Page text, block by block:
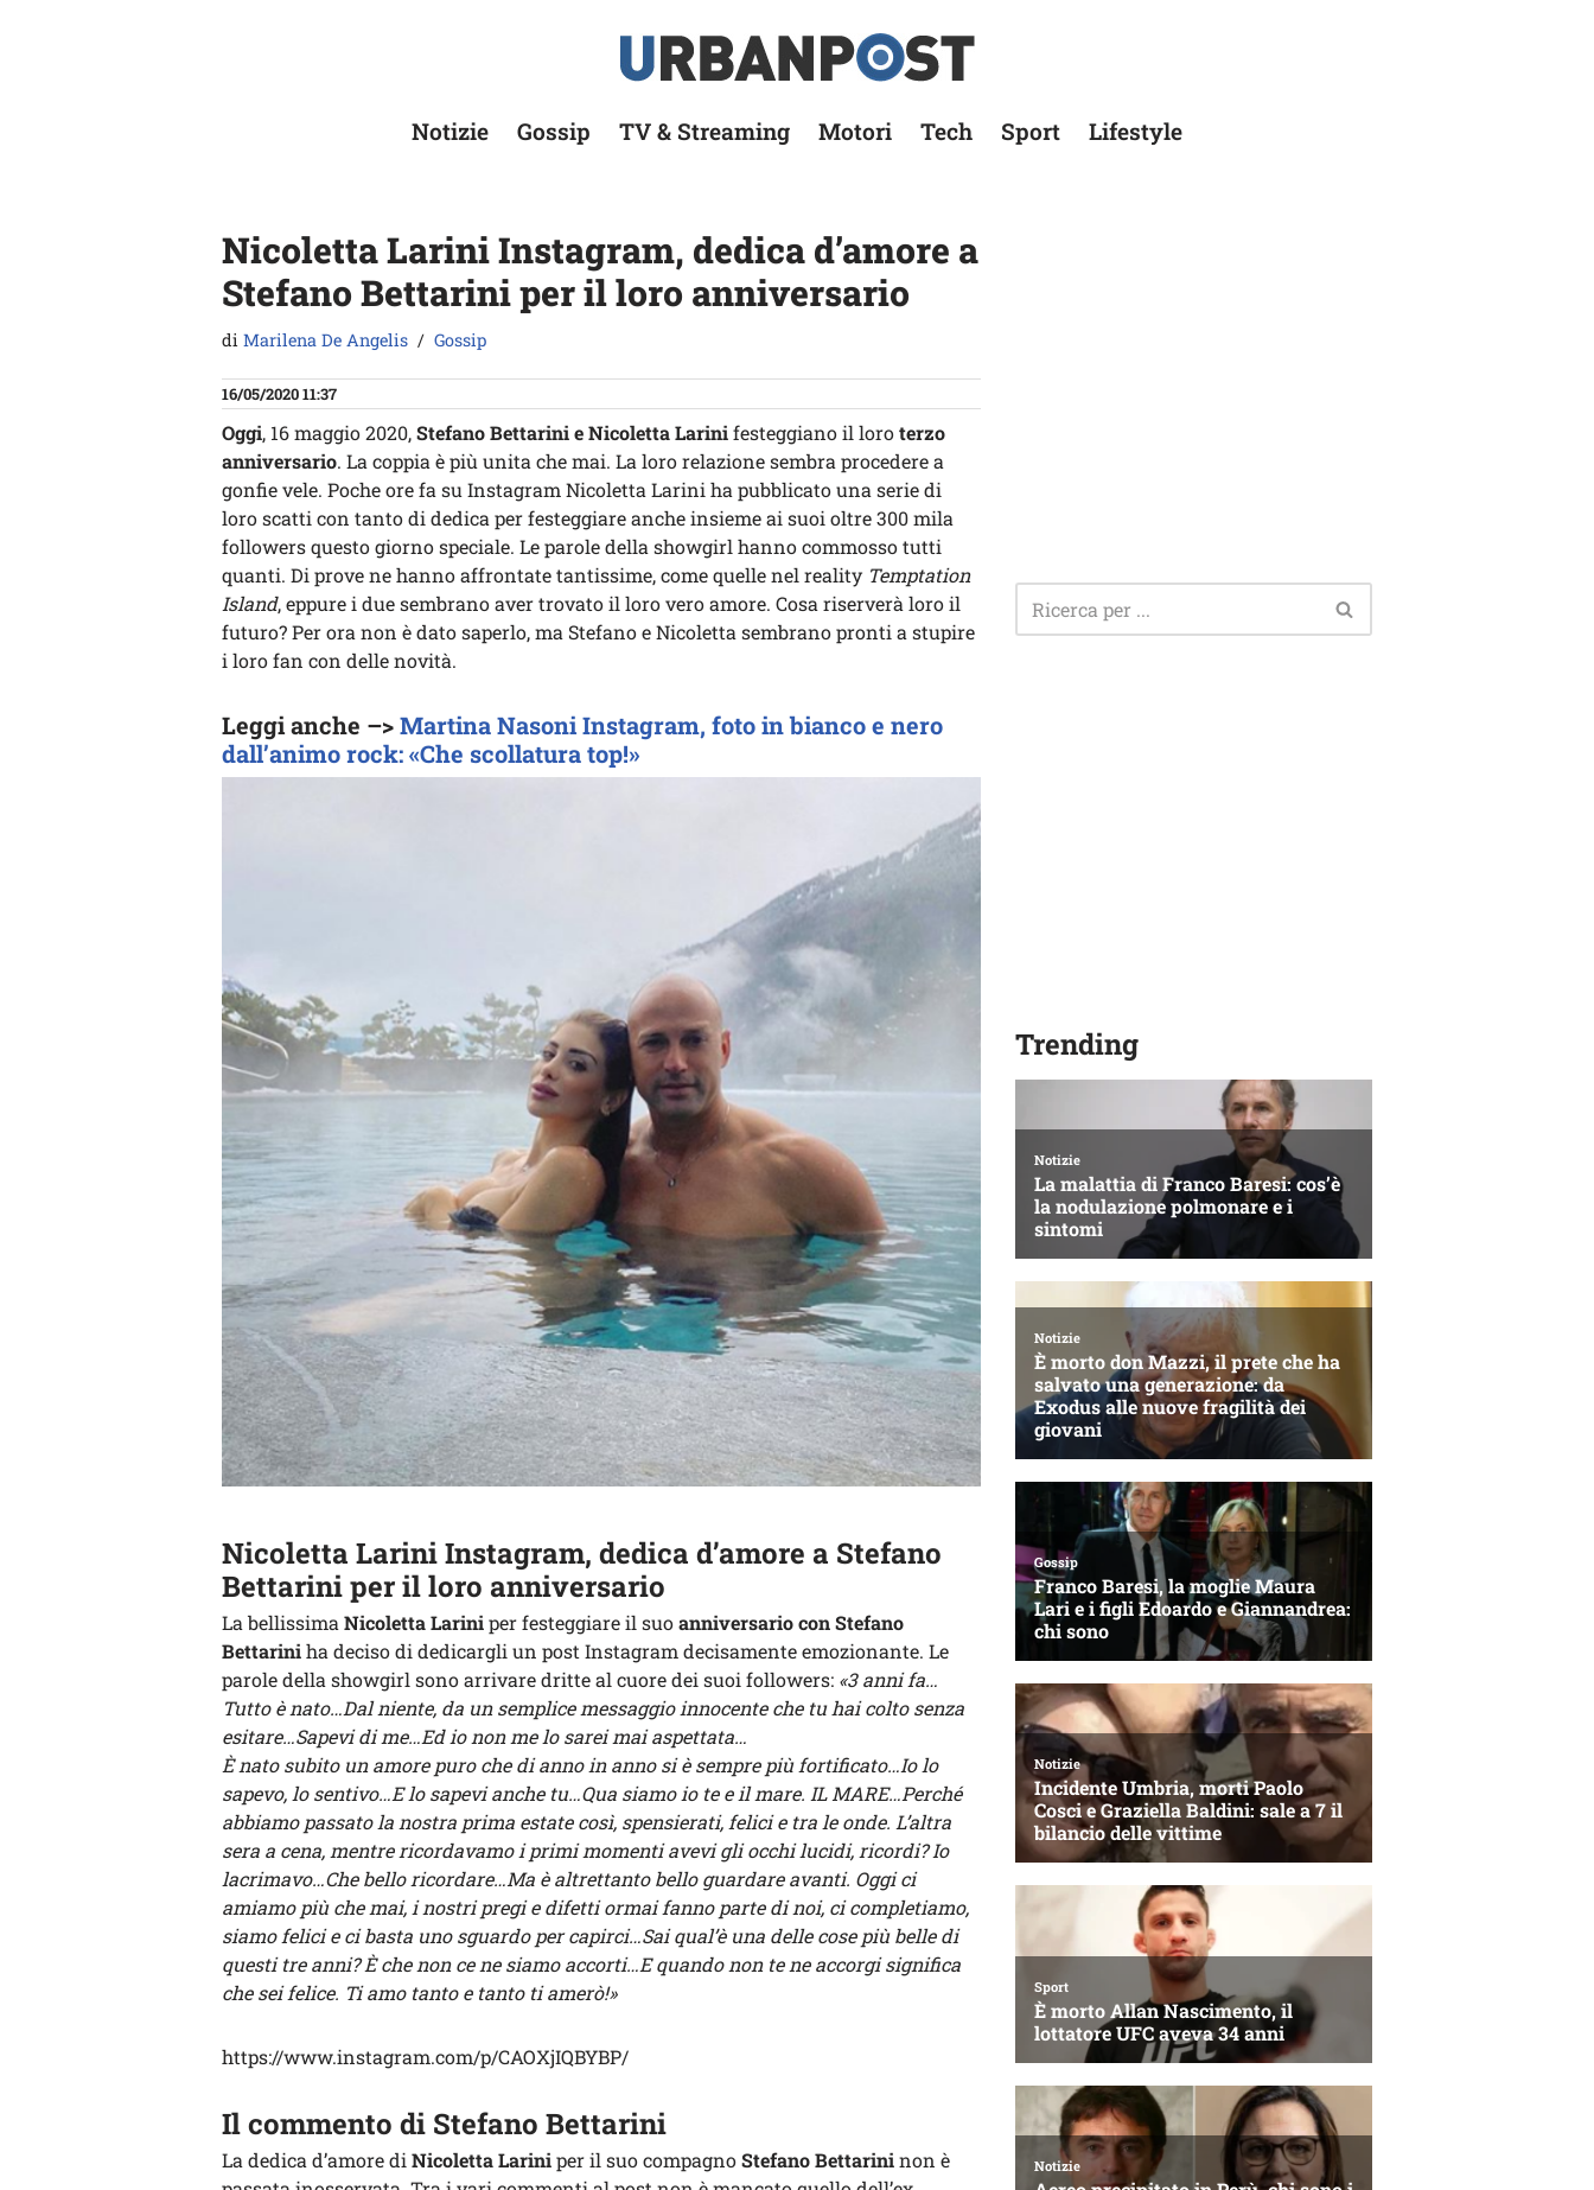
Notizie Gossip TV & Streaming Motori Tech Sport Lifestyle
Nicoletta Larini Instagram, dedica d’amore a
Stefano Bettarini per il loro anniversario
di Marilena De Angelis Gossip
16/05/2020 11:37
Oggi, 16 maggio 2020,Stefano Bettarini e Nicoletta Larinifesteggiano il loroterzo
anniversario. La coppia è più unita che mai. La loro relazione sembra procedere a
gonfie vele. Poche ore fa su Instagram Nicoletta Larini ha pubblicato una serie di
loro scatti con tanto di dedica per festeggiare anche insieme ai suoi oltre 300 mila
followers questo giorno speciale. Le parole della showgirl hanno commosso tutti
quanti. Di prove ne hanno affrontate tantissime, come quelle nel reality Temptation
Island, eppure i due sembrano aver trovato il loro vero amore. Cosa riserverà loro il
futuro? Per ora non è dato saperlo, ma Stefano e Nicoletta sembrano pronti a stupire
i loro fan con delle novità.
Leggi anche –>Martina Nasoni Instagram, foto in bianco e nero
dall’animo rock: «Che scollatura top!»
Nicoletta Larini Instagram, dedica d’amore a Stefano
Bettarini per il loro anniversario
La bellissima Nicoletta Lariniper festeggiare il suoanniversario con Stefano
Bettariniha deciso di dedicargli un post Instagram decisamente emozionante. Le
parole della showgirl sono arrivare dritte al cuore dei suoi followers: «3 anni fa…
Tutto è nato…Dal niente, da un semplice messaggio innocente che tu hai colto senza
esitare…Sapevi di me…Ed io non me lo sarei mai aspettata…
È nato subito un amore puro che di anno in anno si è sempre più fortificato…Io lo
sapevo, lo sentivo…E lo sapevi anche tu…Qua siamo io te e il mare. IL MARE…Perché
abbiamo passato la nostra prima estate così, spensierati, felici e tra le onde. L’altra
sera a cena, mentre ricordavamo i primi momenti avevi gli occhi lucidi, ricordi? Io
lacrimavo…Che bello ricordare…Ma è altrettanto bello guardare avanti. Oggi ci
amiamo più che mai, i nostri pregi e difetti ormai fanno parte di noi, ci completiamo,
siamo felici e ci basta uno sguardo per capirci…Sai qual’è una delle cose più belle di
questi tre anni? È che non ce ne siamo accorti…E quando non te ne accorgi significa
che sei felice. Ti amo tanto e tanto ti amerò!»
https://www.instagram.com/p/CAOXjIQBYBP/
Il commento di Stefano Bettarini
La dedica d’amore di Nicoletta Lariniper il suo compagnoStefano Bettarininon è
Trending